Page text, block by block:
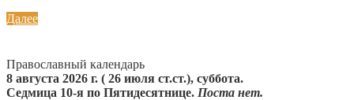
Далее
Православный календарь
8 августа 2026 г. ( 26 июля ст.ст.), суббота.
Седмица 10-я по Пятидесятнице. Поста нет.